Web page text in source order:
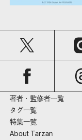
著者・監修者一覧
タグ一覧
特集一覧
About Tarzan